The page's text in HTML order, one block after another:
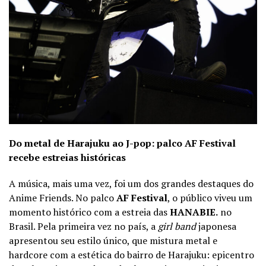
Do metal de Harajuku ao J-pop: palco AF Festival
recebe estreias históricas
A música, mais uma vez, foi um dos grandes destaques do
Anime Friends. No palcoAF Festival, o público viveu um
momento histórico com a estreia dasHANABIE. no
Brasil. Pela primeira vez no país, agirl bandjaponesa
apresentou seu estilo único, que mistura metal e
hardcore com a estética do bairro de Harajuku: epicentro